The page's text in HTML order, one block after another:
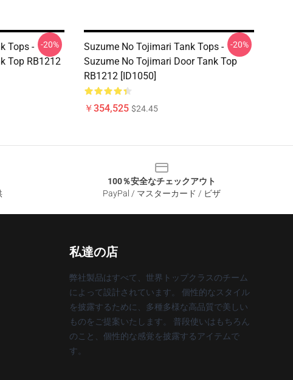
Tops -
Top RB1212
-20%
Suzume No Tojimari Tank Tops -
Suzume No Tojimari Door Tank Top
RB1212 [ID1050]
￥354,525 $24.45
-20%
100％安全なチェックアウト
PayPal / マスターカード / ビザ
私達の店
弊社製品はすべて、世界トップクラスのチーム
によって設計されています。 個性的なスタイル
を披露するために、多種多様な高品質で美しい
ものをご提案いたします。 普段使いはもちろん
のこと、個性的な感覚を披露するアイテムで
す。